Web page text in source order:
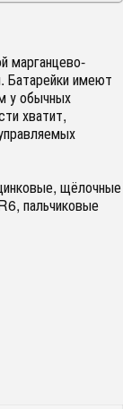
марганцево-
Батарейки имеют
у обычных
хватит,
щёлочные
пальчиковые